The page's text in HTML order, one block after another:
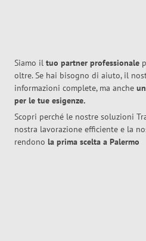
Siamo il tuo partner professionale
oltre. Se hai bisogno di aiuto, il
informazioni complete, ma anche
per le tue esigenze.
Scopri perché le nostre soluzioni
nostra lavorazione efficiente e la
rendono la prima scelta a Palermo